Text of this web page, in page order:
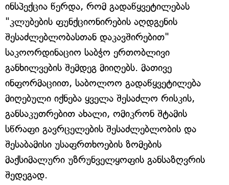
ინსპექცია წერდა, რომ გადაწყვეტილებას
"კლუბების ფუნქციონირების აღდგენის
შესაძლებლობასთან დაკავშირებით"
საკოორდინაციო საბჭო ერთობლივი
განხილვების შემდეგ მიიღებს. მათივე
ინფორმაციით, საბოლოო გადაწყვეტილება
მიღებული იქნება ყველა შესაძლო რისკის,
განსაკუთრებით ახალი, ომიკრონ შტამის
სწრაფი გავრცელების შესაძლებლობის და
შესაბამისი უსაფრთხოების ზომების
მაქსიმალური უზრუნველყოფის განსაზღვრის
შედეგად.